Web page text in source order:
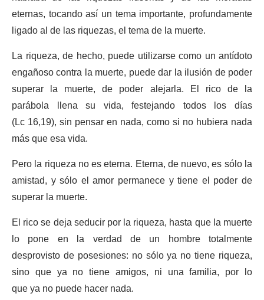
eternas, tocando así un tema importante, profundamente
ligado al de las riquezas, el tema de la muerte.
La riqueza, de hecho, puede utilizarse como un antídoto
engañoso contra la muerte, puede dar la ilusión de poder
superar la muerte, de poder alejarla. El rico de la
parábola llena su vida, festejando todos los días
(Lc 16,19), sin pensar en nada, como si no hubiera nada
más que esa vida.
Pero la riqueza no es eterna. Eterna, de nuevo, es sólo la
amistad, y sólo el amor permanece y tiene el poder de
superar la muerte.
El rico se deja seducir por la riqueza, hasta que la muerte
lo pone en la verdad de un hombre totalmente
desprovisto de posesiones: no sólo ya no tiene riqueza,
sino que ya no tiene amigos, ni una familia, por lo
que ya no puede hacer nada.